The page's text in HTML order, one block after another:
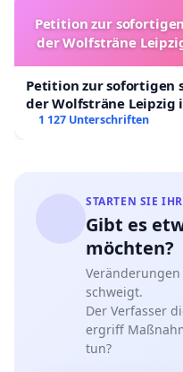
Petition zur
der Wolfsträne
Petition zur sofortigen
der Wolfsträne
1 127 Unterschriften
STARTEN SIE
Gibt es
möchten?
schweigt.
Der Verfasser
ergriff
tun?